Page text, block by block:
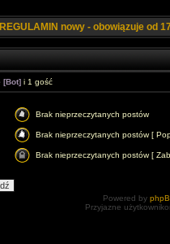
REGULAMIN nowy - obowiązuje od
[Bot] i 1 gość
Brak nieprzeczytanych postów
Brak nieprzeczytanych postów [
Brak nieprzeczytanych postów [
Powered by
Przyjazne